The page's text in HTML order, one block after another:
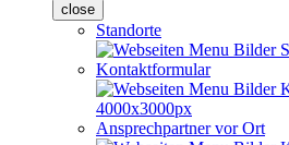
close
Standorte
Kontaktformular
Ansprechpartner vor Ort